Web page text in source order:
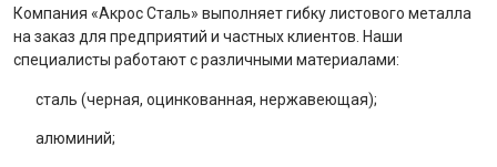
Компания «Акрос Сталь» выполняет гибку листового металла
на заказ для предприятий и частных клиентов. Наши
специалисты работают с различными материалами:
сталь (черная, оцинкованная, нержавеющая);
алюминий;